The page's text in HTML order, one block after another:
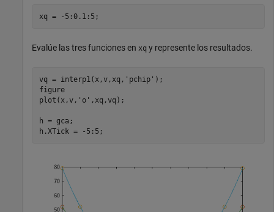
xq = -5:0.1:5;
Evalúe las tres funciones en xq y represente los resultados.
vq = interp1(x,v,xq, 'pchip' );
figure
plot(x,v, 'o' ,xq,vq);
h = gca;
h.XTick = -5:5;